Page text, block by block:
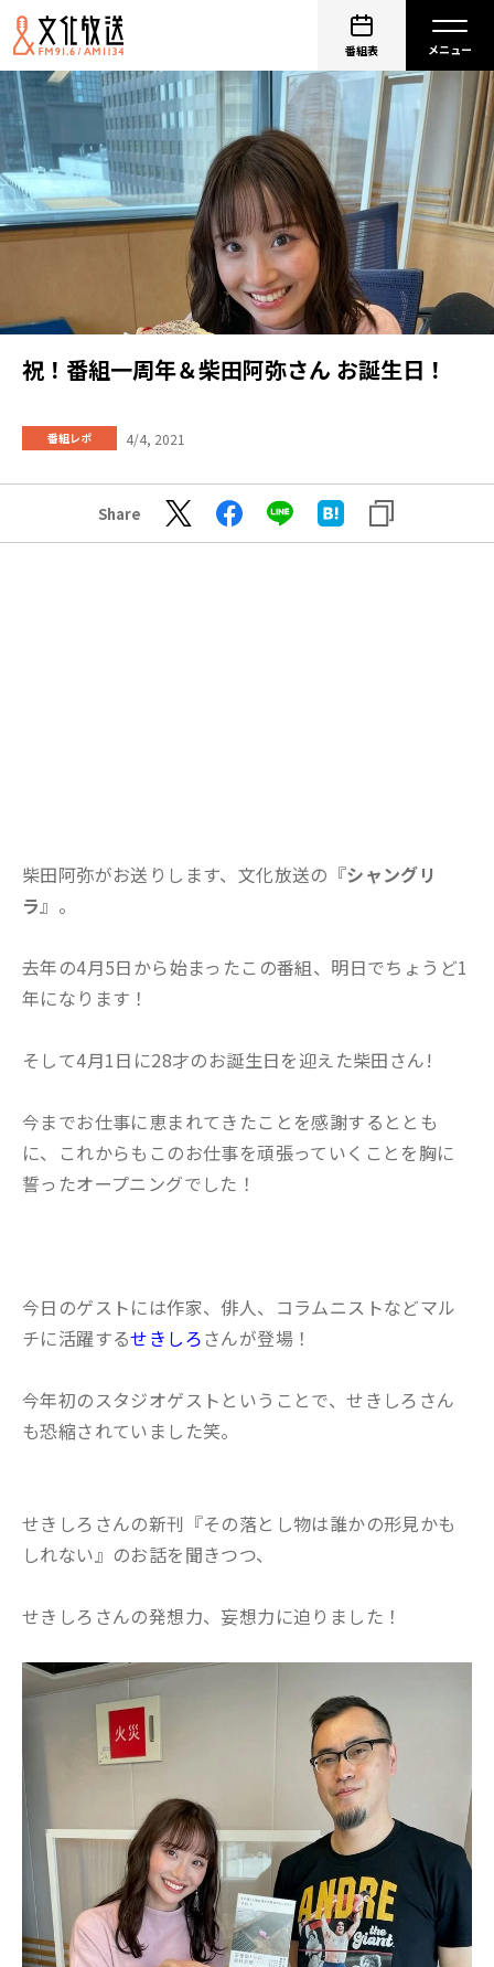
番組表
祝！番組一周年＆柴田阿弥さん お誕生日！
番組レポ 4/4, 2021
Share
柴田阿弥がお送りします、文化放送の『シャングリ
ラ』。
去年の4月5日から始まったこの番組、明日でちょうど1
年になります！
そして4月1日に28才のお誕生日を迎えた柴田さん!
今までお仕事に恵まれてきたことを感謝するととも
に、これからもこのお仕事を頑張っていくことを胸に
誓ったオープニングでした！
今日のゲストには作家、俳人、コラムニストなどマル
チに活躍するせきしろさんが登場！
今年初のスタジオゲストということで、せきしろさん
も恐縮されていました笑。
せきしろさんの新刊『その落とし物は誰かの形見かも
しれない』のお話を聞きつつ、
せきしろさんの発想力、妄想力に迫りました！